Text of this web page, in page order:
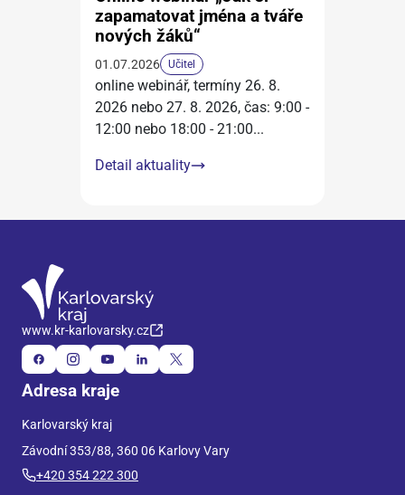
zapamatovat jména a tváře
nových žáků“
01.07.2026 Učitel
online webinář, termíny 26. 8.
2026 nebo 27. 8. 2026, čas: 9:00 -
12:00 nebo 18:00 - 21:00...
Detail aktuality
www.kr-karlovarsky.cz
Adresa kraje
Karlovarský kraj
Závodní 353/88, 360 06 Karlovy Vary
+420 354 222 300